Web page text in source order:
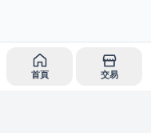
首頁 交易